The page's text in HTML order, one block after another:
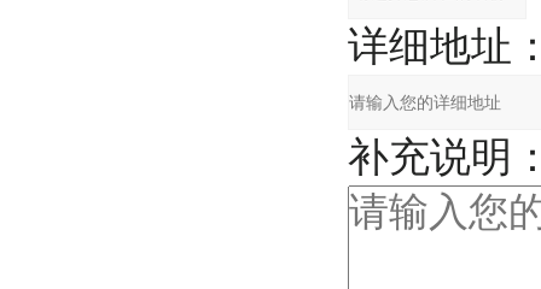
详细地址
补充说明